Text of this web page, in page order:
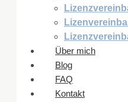
Über mich
Blog
FAQ
Kontakt